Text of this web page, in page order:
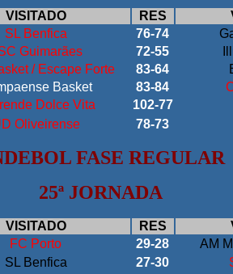
VISITADO RES
SL Benfica 76-74
Guimarães 72-55
/ Escape Forte 83-64
Basket 83-84
Dolce Vita 102-77
Oliveirense 78-73
FASE REGULAR
25ª JORNADA
VISITADO RES
FC Porto 29-28
AM
SL Benfica 27-30